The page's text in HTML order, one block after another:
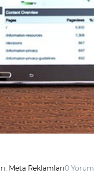
, Meta Reklamları0 Yorum